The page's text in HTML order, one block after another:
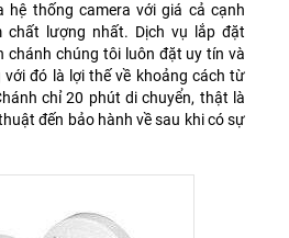
hệ thống camera với giá cả cạnh
chất lượng nhất. Dịch vụ lắp đặt
chánh chúng tôi luôn đặt uy tín và
với đó là lợi thế về khoảng cách từ
chỉ 20 phút di chuyển, thật là
đến bảo hành về sau khi có sự